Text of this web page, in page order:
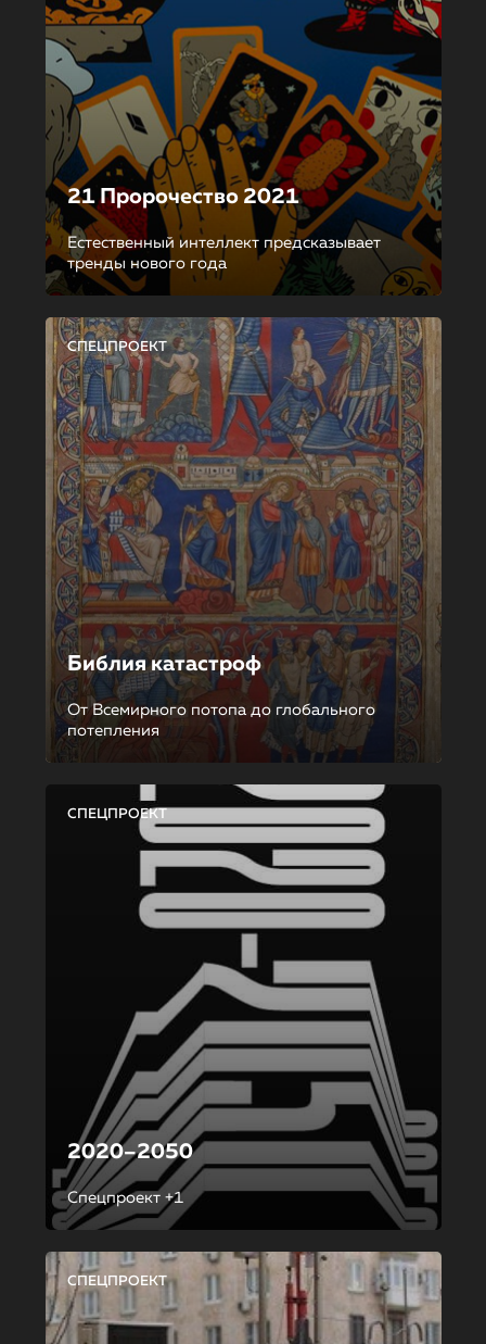
21 Пророчество 2021
Естественный интеллект предсказывает
тренды нового года
СПЕЦПРОЕКТ
Библия катастроф
От Всемирного потопа до глобального
потепления
СПЕЦПРОЕКТ
2020–2050
Спецпроект +1
СПЕЦПРОЕКТ